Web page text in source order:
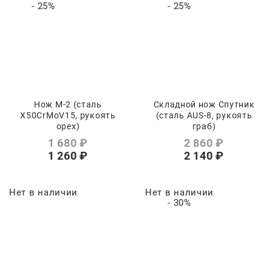
- 25%
Нож М-2 (сталь
Х50CrMoV15, рукоять
орех)
1 680 ₽
1 260 ₽
- 25%
Складной нож Спутник
(сталь AUS-8, рукоять
граб)
2 860 ₽
2 140 ₽
Нет в наличии
Нет в наличии
- 30%